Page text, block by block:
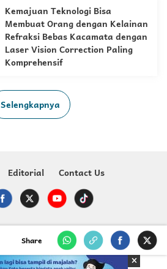
Kemajuan Teknologi Bisa
Membuat Orang dengan Kelainan
Refraksi Bebas Kacamata dengan
Laser Vision Correction Paling
Komprehensif
Selengkapnya
Share
Editorial Contact Us
2026 Just For Kids - MNC Media